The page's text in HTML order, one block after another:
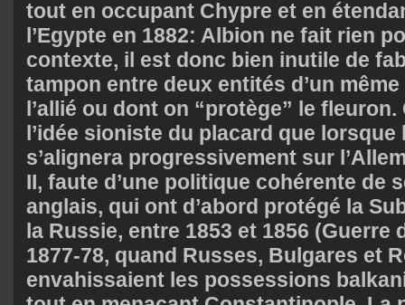
tout en occupant Chypre et en
l’Egypte en 1882: Albion ne fait rien
contexte, il est donc bien inutile de
tampon entre deux entités d’un
l’allié ou dont on “protège” le
l’idée sioniste du placard que lorsque
s’alignera progressivement sur
II, faute d’une politique cohérente de
anglais, qui ont d’abord protégé la
la Russie, entre 1853 et 1856 (Guerre
1877-78, quand Russes, Bulgares et
envahissaient les possessions